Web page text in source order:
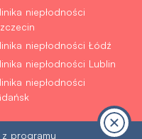
niepłodności
niepłodności Łódź
niepłodności Lublin
niepłodności
programu